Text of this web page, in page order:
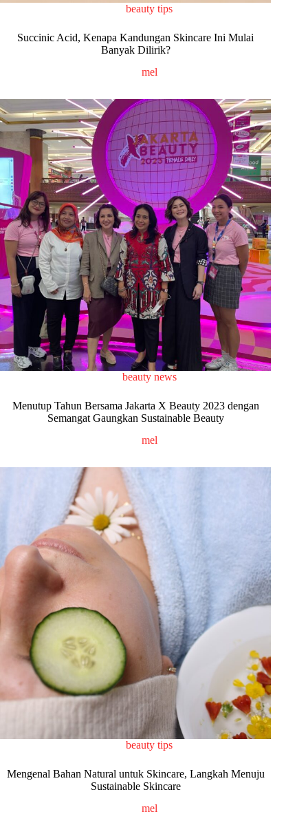
beauty tips
Succinic Acid, Kenapa Kandungan Skincare Ini Mulai
Banyak Dilirik?
mel
beauty news
Menutup Tahun Bersama Jakarta X Beauty 2023 dengan
Semangat Gaungkan Sustainable Beauty
mel
beauty tips
Mengenal Bahan Natural untuk Skincare, Langkah Menuju
Sustainable Skincare
mel